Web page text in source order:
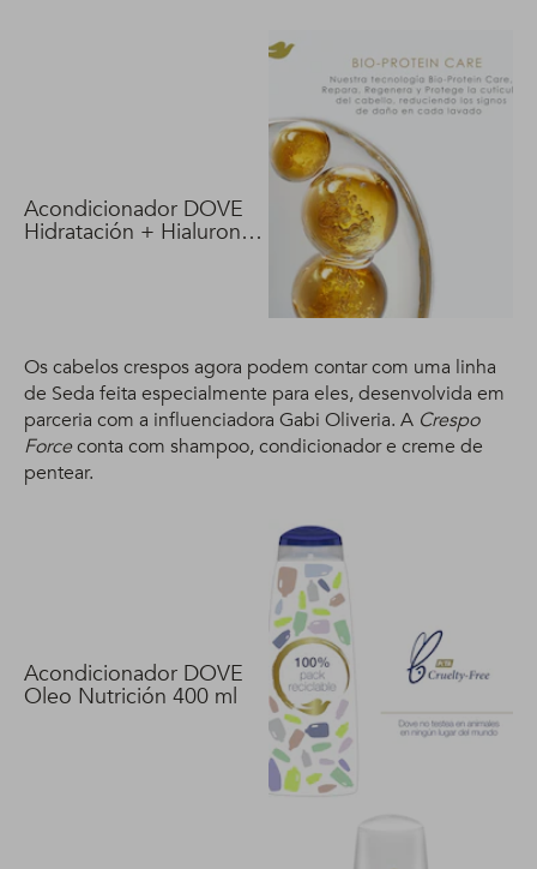
Acondicionador DOVE
Hidratación + Hialuron
Os cabelos crespos agora podem contar com uma linha
de Seda feita especialmente para eles, desenvolvida em
parceria com a influenciadora Gabi Oliveria. A Crespo
Forceconta com shampoo, condicionador e creme de
pentear.
Acondicionador DOVE
Oleo Nutrición 400 ml